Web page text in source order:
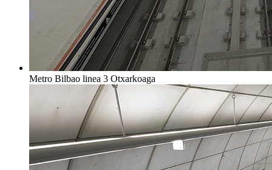
Metro Bilbao linea 3 Otxarkoaga